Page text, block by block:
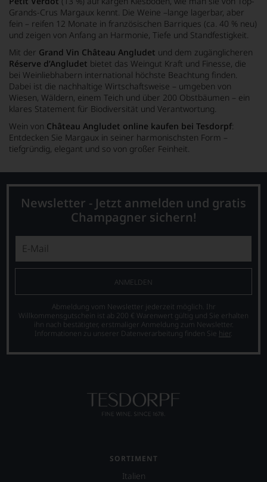
Grands-Crus Margaux kennt. Die Weine –lange lagerbar, aber
fein – reifen 12 Monate in französischen Barriques (ca. 40 % neu)
und zeigen von Anfang an Harmonie, Tiefe und Standfestigkeit.
Mit der Grand Vin Château Angludet und dem zugänglicheren
Réserve d’Angludet bietet das Weingut Kraft und Finesse, die
bei Weinliebhabern international höchste Beachtung finden.
Dabei ist die nachhaltige Wirtschaftsweise – umgeben von
Wiesen, Wäldern, einem Teich und über 200 Obstbäumen – ein
klares Statement für Biodiversität und Verantwortung.
Wein von Château Angludet online kaufen bei Tesdorpf:
Entdecken Sie Margaux in seiner harmonischsten Form –
tiefgründig, elegant und so von großer Feinheit.
Newsletter - Jetzt anmelden und gratis
Champagner sichern!
ANMELDEN
Abmeldung vom Newsletter jederzeit möglich. Ihr
Willkommensgutschein ist ab 200 € Warenwert gültig und Sie erhalten
ihn nach bestätigter, erstmaliger Anmeldung zum Newsletter.
Informationen zu unserer Datenverarbeitung finden Sie hier.
SORTIMENT
Italien